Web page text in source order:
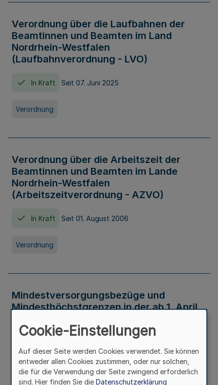
Verordnung über die Laufbahnen der
Beamtinnen und Beamten im Land
Nordrhein-Westfalen
(Laufbahnverordnung - LVO)
In Kraft Seit 07. Juni 2025
Verordnung
Verordnung über die Arbeitszeit der
Beamtinnen und Beamten im Lande
Nordrhein-Westfalen
(Arbeitszeitverordnung - AZVO)
In Kraft Seit 01. August 2006
Verordnung
Mindestversorgungsbezüge und
Mindesthöchstgrenzen in der ab 1. April
Verwaltungsvorschrift
Cookie-Einstellungen
Auf dieser Seite werden Cookies verwendet. Sie können
entweder allen Cookies zustimmen, oder nur solchen,
die für die Verwendung der Seite zwingend erforderlich
sind. Hier finden Sie die Datenschutzerklärung